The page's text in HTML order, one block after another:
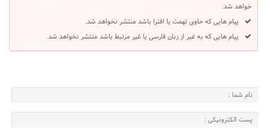
خواهد شد.
پیام هایی که حاوی تهمت یا افترا باشد منتشر نخواهد شد.
پیام هایی که به غیر از زبان فارسی یا غیر مرتبط باشد منتشر نخواهد شد.